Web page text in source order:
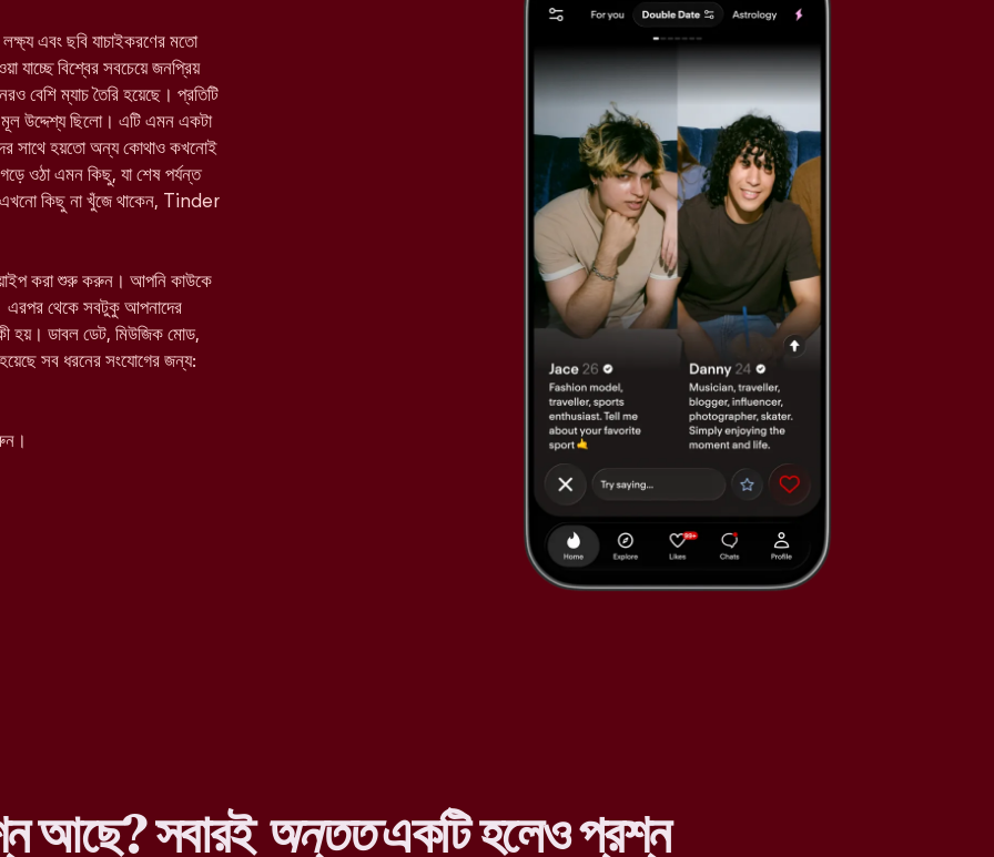
এবং ছবি যাচাইকরণের মতো
যাচ্ছে বিশ্বের সবচেয়ে জনপ্রিয়
বেশি ম্যাচ তৈরি হয়েছে। প্রতিটি
উদ্দেশ্য ছিলো। এটি এমন একটা
সাথে হয়তো অন্য কোথাও কখনোই
ওঠা এমন কিছু, যা শেষ পর্যন্ত
এখনো কিছু না খুঁজে থাকেন, Tinder
করা শুরু করুন। আপনি কাউকে
এরপর থেকে সবটুকু আপনাদের
হয়। ডাবল ডেট, মিউজিক মোড,
সব ধরনের সংযোগের জন্য:
আছে? সবারইঅন্ততএকটি হলেও প্রশ্ন